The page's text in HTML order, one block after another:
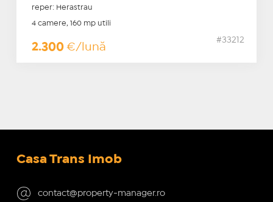
reper: Herastrau
4 camere, 160 mp utili
2.300 €/lună
#33212
Casa Trans Imob
contact@property-manager.ro